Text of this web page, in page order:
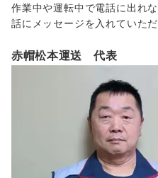
作業中や運転中で電話に出れ
話にメッセージを入れていた
赤帽松本運送 代表